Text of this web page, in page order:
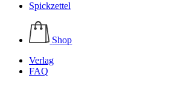
Spickzettel
Shop
Verlag
FAQ